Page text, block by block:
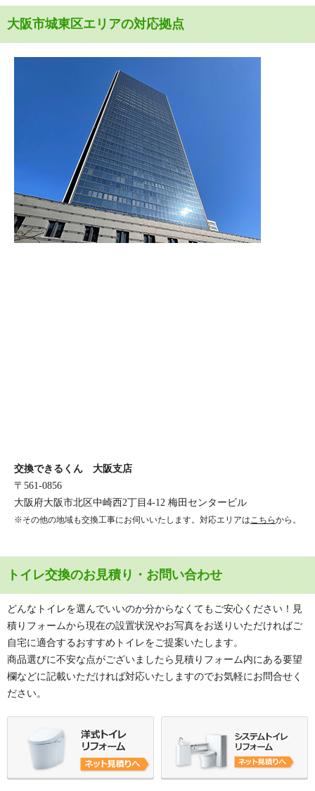
大阪市城東区エリアの対応拠点
交換できるくん 大阪支店
〒561-0856
大阪府大阪市北区中崎西2丁目4-12 梅田センタービル
※その他の地域も交換工事にお伺いいたします。対応エリアはこちらから。
トイレ交換のお見積り・お問い合わせ
どんなトイレを選んでいいのか分からなくてもご安心ください！見
積りフォームから現在の設置状況やお写真をお送りいただければご
自宅に適合するおすすめトイレをご提案いたします。
商品選びに不安な点がございましたら見積りフォーム内にある要望
欄などに記載いただければ対応いたしますのでお気軽にお問合せく
ださい。